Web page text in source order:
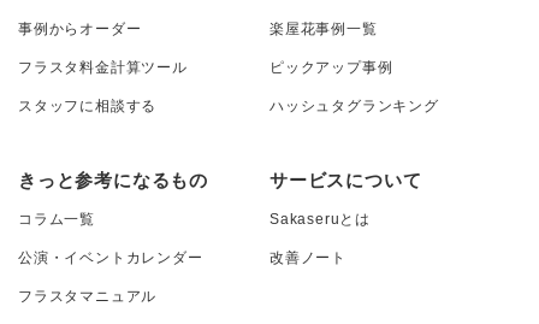
事例からオーダー
フラスタ料金計算ツール
スタッフに相談する
楽屋花事例一覧
ピックアップ事例
ハッシュタグランキング
きっと参考になるもの
コラム一覧
公演・イベントカレンダー
フラスタマニュアル
サービスについて
Sakaseruとは
改善ノート